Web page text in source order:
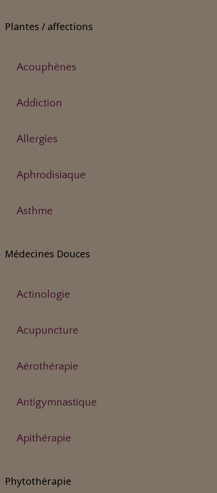
Plantes / affections
Acouphènes
Addiction
Allergies
Aphrodisiaque
Asthme
Médecines Douces
Actinologie
Acupuncture
Aérothérapie
Antigymnastique
Apithérapie
Phytothérapie